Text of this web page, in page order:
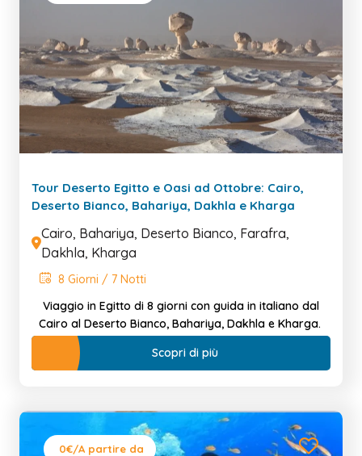
Tour Deserto Egitto e Oasi ad Ottobre: Cairo,
Deserto Bianco, Bahariya, Dakhla e Kharga
Cairo, Bahariya, Deserto Bianco, Farafra,
Dakhla, Kharga
8 Giorni / 7 Notti
Viaggio in Egitto di 8 giorni con guida in italiano dal
Cairo al Deserto Bianco, Bahariya, Dakhla e Kharga.
Scopri di più
0€/A partire da